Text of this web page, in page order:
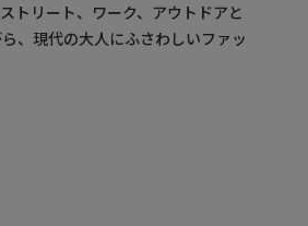
トリート、ワーク、アウトドアと
、現代の大人にふさわしいファッ